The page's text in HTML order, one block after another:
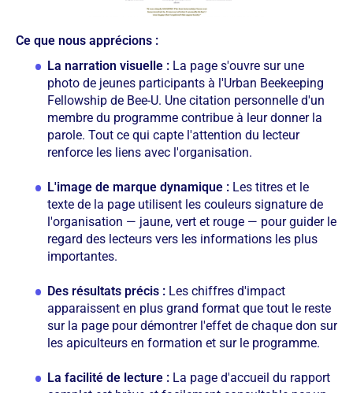
Ce que nous apprécions :
La narration visuelle : La page s'ouvre sur une
photo de jeunes participants à l'Urban Beekeeping
Fellowship de Bee-U. Une citation personnelle d'un
membre du programme contribue à leur donner la
parole. Tout ce qui capte l'attention du lecteur
renforce les liens avec l'organisation.
L'image de marque dynamique : Les titres et le
texte de la page utilisent les couleurs signature de
l'organisation — jaune, vert et rouge — pour guider le
regard des lecteurs vers les informations les plus
importantes.
Des résultats précis : Les chiffres d'impact
apparaissent en plus grand format que tout le reste
sur la page pour démontrer l'effet de chaque don sur
les apiculteurs en formation et sur le programme.
La facilité de lecture : La page d'accueil du rapport